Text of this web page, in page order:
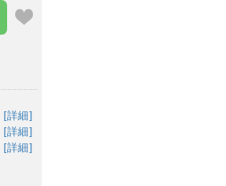
[詳細]
[詳細]
[詳細]